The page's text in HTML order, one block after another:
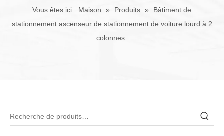
Vous êtes ici: Maison » Produits »
Bâtiment de
stationnement ascenseur de stationnement de voiture lourd à 2
colonnes